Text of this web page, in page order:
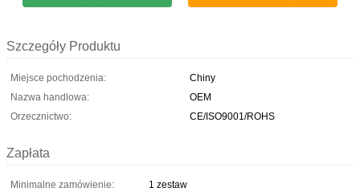
Szczegóły Produktu
Miejsce pochodzenia:
Chiny
Nazwa handlowa:
OEM
Orzecznictwo:
CE/ISO9001/ROHS
Zapłata
Minimalne zamówienie:
1 zestaw